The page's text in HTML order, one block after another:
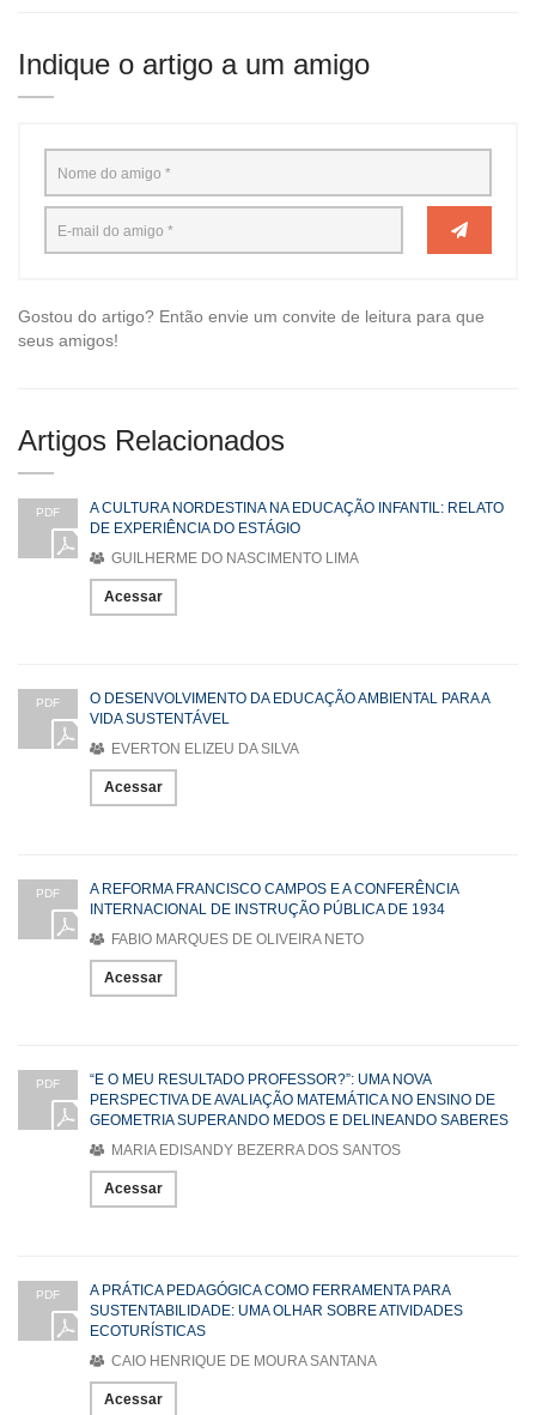
Indique o artigo a um amigo
Gostou do artigo? Então envie um convite de leitura para que
seus amigos!
Artigos Relacionados
PDF
A CULTURA NORDESTINA NA EDUCAÇÃO INFANTIL: RELATO
DE EXPERIÊNCIA DO ESTÁGIO
GUILHERME DO NASCIMENTO LIMA
Acessar
PDF
O DESENVOLVIMENTO DA EDUCAÇÃO AMBIENTAL PARA A
VIDA SUSTENTÁVEL
EVERTON ELIZEU DA SILVA
Acessar
PDF
A REFORMA FRANCISCO CAMPOS E A CONFERÊNCIA
INTERNACIONAL DE INSTRUÇÃO PÚBLICA DE 1934
FABIO MARQUES DE OLIVEIRA NETO
Acessar
PDF
“E O MEU RESULTADO PROFESSOR?”: UMA NOVA
PERSPECTIVA DE AVALIAÇÃO MATEMÁTICA NO ENSINO DE
GEOMETRIA SUPERANDO MEDOS E DELINEANDO SABERES
MARIA EDISANDY BEZERRA DOS SANTOS
Acessar
PDF
A PRÁTICA PEDAGÓGICA COMO FERRAMENTA PARA
SUSTENTABILIDADE: UMA OLHAR SOBRE ATIVIDADES
ECOTURÍSTICAS
CAIO HENRIQUE DE MOURA SANTANA
Acessar